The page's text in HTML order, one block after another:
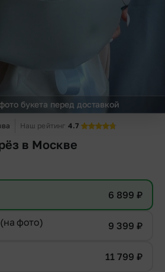
букета перед доставкой
Наш рейтинг 4.7
в Москве
6 899 ₽
фото) 9 399 ₽
11 799 ₽